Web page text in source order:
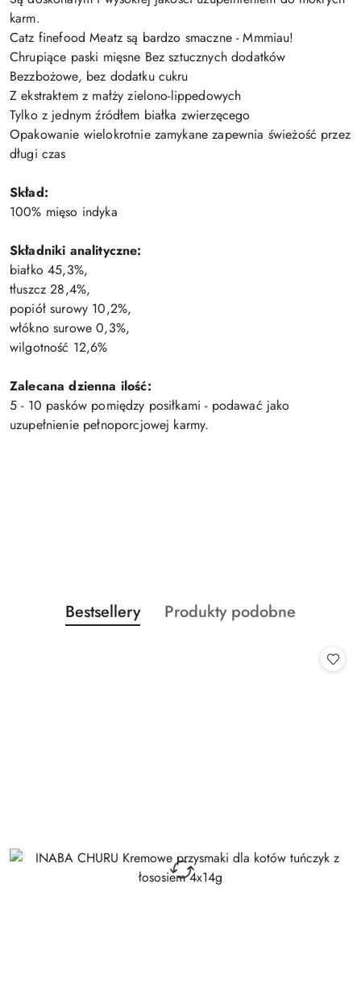
karm.
Catz finefood Meatz są bardzo smaczne - Mmmiau!
Chrupiące paski mięsne Bez sztucznych dodatków
Bezzbożowe, bez dodatku cukru
Z ekstraktem z małży zielono-lippedowych
Tylko z jednym źródłem białka zwierzęcego
Opakowanie wielokrotnie zamykane zapewnia świeżość przez
długi czas
Skład:
100% mięso indyka
Składniki analityczne:
białko 45,3%,
tłuszcz 28,4%,
popiół surowy 10,2%,
włókno surowe 0,3%,
wilgotność 12,6%
Zalecana dzienna ilość:
5 - 10 pasków pomiędzy posiłkami - podawać jako
uzupełnienie pełnoporcjowej karmy.
Pomiń karuzelę produktów
Produkty
o
Bestsellery
Produkty
Produkty podobne